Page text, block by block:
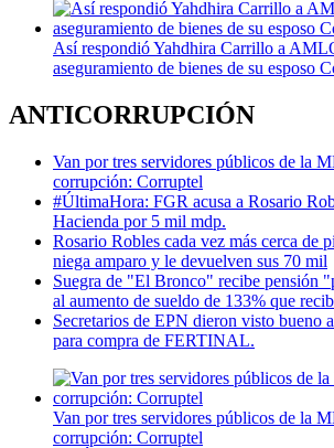
Así respondió Yahdhira Carrillo a
aseguramiento de bienes de su esposo
ANTICORRUPCIÓN
Van por tres servidores públicos de la
corrupción: Corruptel
#ÚltimaHora: FGR acusa a Rosario
Hacienda por 5 mil mdp.
Rosario Robles cada vez más cerca de
niega amparo y le devuelven sus 70 mil
Suegra de "El Bronco" recibe pensión
al aumento de sueldo de 133% que
Secretarios de EPN dieron visto bueno
para compra de FERTINAL.
Van por tres servidores públicos de la
corrupción: Corruptel